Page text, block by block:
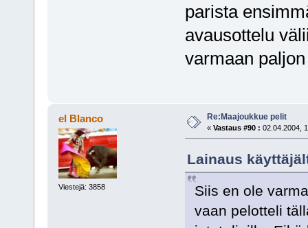
parista
avausottelu
varmaan
el Blanco
Viestejä: 3858
Re:Maajoukkue pelit
« Vastaus #90 : 02.04.2004,
Lainaus
Siis en ole
vaan pelotteli